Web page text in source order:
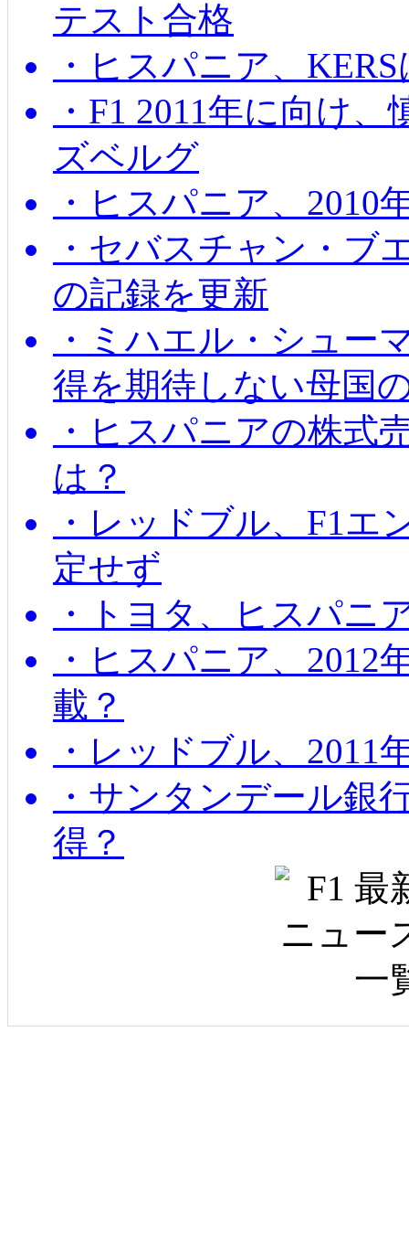
テスト合格
・ヒスパニア、
・F1 2011年に向け
ズベルグ
・ヒスパニア、2010
・セバスチャン・ブ
の記録を更新
・ミハエル・シュー
得を期待しない母国
・ヒスパニアの株式
は？
・レッドブル、F1エ
定せず
・トヨタ、ヒスパニ
・ヒスパニア、2012
載？
・レッドブル、2011
・サンタンデール銀
得？